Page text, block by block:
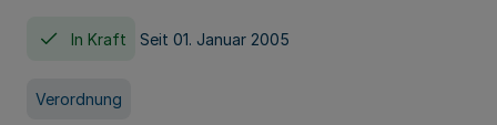
In Kraft Seit 01. Januar 2005
Verordnung